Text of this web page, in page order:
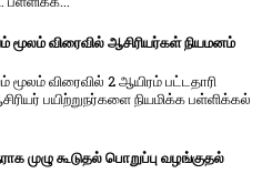
மூலம் விரைவில் ஆசிரியர்கள் நியமனம்
மூலம் விரை​வில் 2 ஆயிரம் பட்​ட​தாரி
பயிற்றுநர்​களை நியமிக்க பள்​ளிக்​கல்​
முழு கூடுதல் பொறுப்பு வழங்குதல்